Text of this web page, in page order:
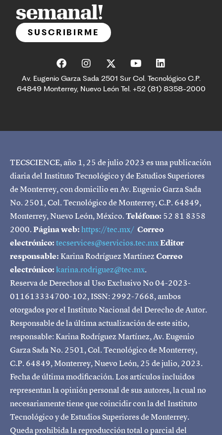
semanal!
SUSCRIBIRME
Av. Eugenio Garza Sada 2501 Sur Col. Tecnológico C.P.
64849 Monterrey, Nuevo León Tel. +52 (81) 8358-2000
TECSCIENCE, año 1, 25 de julio 2023 es una publicación
diaria del Instituto Tecnológico y de Estudios Superiores
de Monterrey, con domicilio en Av. Eugenio Garza Sada
No. 2501, Col. Tecnológico de Monterrey, C.P. 64849,
Monterrey, Nuevo León, México.Teléfono: 52 81 8358
2000.Página web:https://tec.mx/ Correo
electrónico:tecservices@servicios.tec.mxEditor
responsable:Karina Rodríguez MartínezCorreo
electrónico:karina.rodriguez@tec.mx.
Reserva de Derechos al Uso Exclusivo No 04-2023-
011613334700-102, ISSN: 2992-7668, ambos
otorgados por el Instituto Nacional del Derecho de Autor.
Responsable de la última actualización de este sitio,
responsable: Karina Rodríguez Martínez, Av. Eugenio
Garza Sada No. 2501, Col. Tecnológico de Monterrey,
C.P. 64849, Monterrey, Nuevo León, 25 de julio, 2023.
Fecha de última modificación. Los artículos incluidos
representan la opinión personal de sus autores, la cual no
necesariamente tiene que coincidir con la del Instituto
Tecnológico y de Estudios Superiores de Monterrey.
Queda prohibida la reproducción total o parcial del